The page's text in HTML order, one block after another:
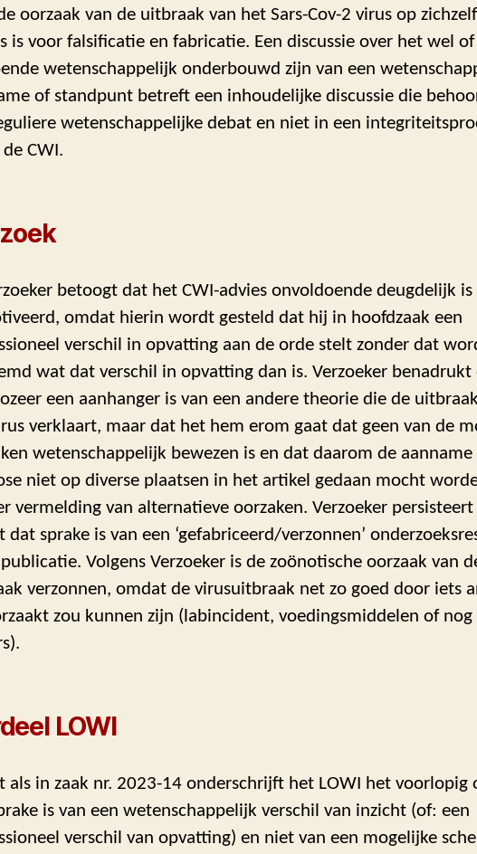
oorzaak van de uitbraak van het Sars-Cov-2 virus op
is voor falsificatie en fabricatie. Een discussie over het wel
wetenschappelijk onderbouwd zijn van een
of standpunt betreft een inhoudelijke discussie die
wetenschappelijke debat en niet in een
CWI.
betoogt dat het CWI-advies onvoldoende deugdelijk is
omdat hierin wordt gesteld dat hij in hoofdzaak een
verschil in opvatting aan de orde stelt zonder dat
wat dat verschil in opvatting dan is. Verzoeker
een aanhanger is van een andere theorie die de
verklaart, maar dat het hem erom gaat dat geen van de
wetenschappelijk bewezen is en dat daarom de
niet op diverse plaatsen in het artikel gedaan mocht
vermelding van alternatieve oorzaken. Verzoeker
dat sprake is van een ‘gefabriceerd/verzonnen’
Volgens Verzoeker is de zoönotische oorzaak van
verzonnen, omdat de virusuitbraak net zo goed door iets
zou kunnen zijn (labincident, voedingsmiddelen of nog
LOWI
als in zaak nr. 2023-14 onderschrijft het LOWI het voorlopig
is van een wetenschappelijk verschil van inzicht (of: een
verschil van opvatting) en niet van een mogelijke